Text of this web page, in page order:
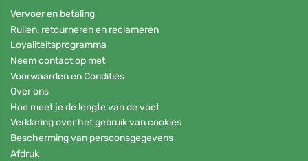
Vervoer en betaling
Ruilen, retourneren en reclameren
Loyaliteitsprogramma
Neem contact op met
Voorwaarden en Condities
Over ons
Hoe meet je de lengte van de voet
Verklaring over het gebruik van cookies
Bescherming van persoonsgegevens
Afdruk